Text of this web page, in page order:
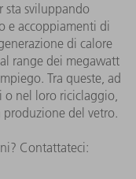
sta sviluppando
e accoppiamenti di
di calore
range dei megawatt
Tra queste, ad
o nel loro riciclaggio,
del vetro.
Contattateci: